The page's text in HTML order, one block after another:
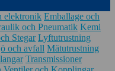
elektronik Emballage och
och Pneumatik Kemi
Stegar Lyftutrustning
och avfall Mätutrustning
Transmissioner